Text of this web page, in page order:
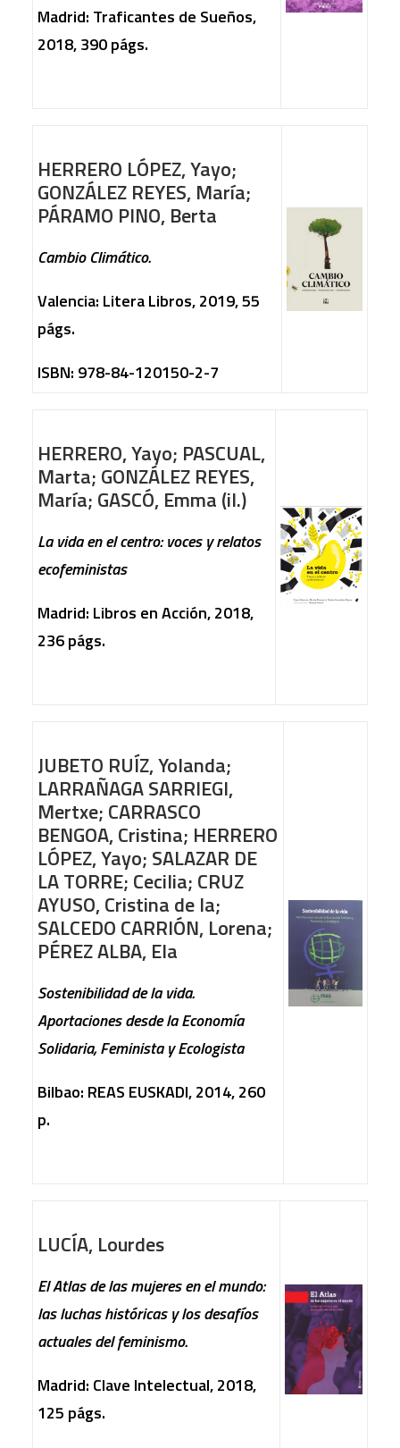
Madrid: Traficantes de Sueños,
2018, 390 págs.
HERRERO LÓPEZ, Yayo;
GONZÁLEZ REYES, María;
PÁRAMO PINO, Berta
Cambio Climático.
Valencia: Litera Libros, 2019, 55
págs.
ISBN: 978-84-120150-2-7
HERRERO, Yayo; PASCUAL,
Marta; GONZÁLEZ REYES,
María; GASCÓ, Emma (il.)
La vida en el centro: voces y relatos
ecofeministas
Madrid: Libros en Acción, 2018,
236 págs.
JUBETO RUÍZ, Yolanda;
LARRAÑAGA SARRIEGI,
Mertxe; CARRASCO
BENGOA, Cristina; HERRERO
LÓPEZ, Yayo; SALAZAR DE
LA TORRE; Cecilia; CRUZ
AYUSO, Cristina de la;
SALCEDO CARRIÓN, Lorena;
PÉREZ ALBA, Ela
Sostenibilidad de la vida.
Aportaciones desde la Economía
Solidaria, Feminista y Ecologista
Bilbao: REAS EUSKADI, 2014, 260
p.
LUCÍA, Lourdes
El Atlas de las mujeres en el mundo:
las luchas históricas y los desafíos
actuales del feminismo.
Madrid: Clave Intelectual, 2018,
125 págs.